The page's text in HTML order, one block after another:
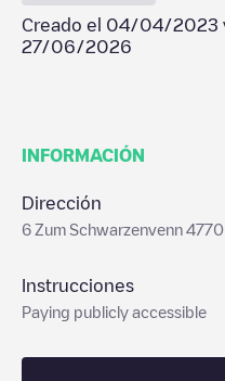
Creado el 04/04/2023
27/06/2026
INFORMACIÓN
Dirección
6 Zum Schwarzenvenn 4770
Instrucciones
Paying publicly accessible